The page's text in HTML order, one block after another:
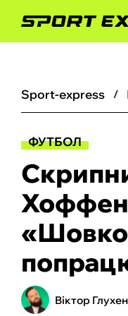
sport-express
ФУТБОЛ
Віктор